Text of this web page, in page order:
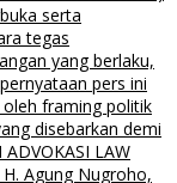
serta
tegas
yang berlaku,
pers ini
framing politik
disebarkan demi
LAW
H. Agung Nugroho,